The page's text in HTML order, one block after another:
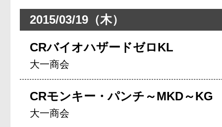
2015/03/19（木）
CRバイオハザードゼロKL
大一商会
CRモンキー・パンチ～MKD～KG
大一商会